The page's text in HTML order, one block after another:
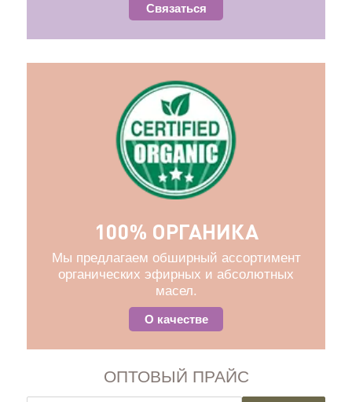
Связаться
100% ОРГАНИКА
Мы предлагаем обширный ассортимент
органических эфирных и абсолютных
масел.
О качестве
ОПТОВЫЙ ПРАЙС